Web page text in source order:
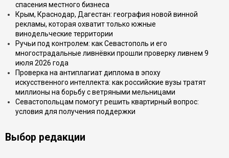
спасения местного бизнеса
Крым, Краснодар, Дагестан: география новой винной
рекламы, которая охватит только южные
винодельческие территории
Ручьи под контролем: как Севастополь и его
многострадальные ливнёвки прошли проверку ливнем 9
июля 2026 года
Проверка на антиплагиат диплома в эпоху
искусственного интеллекта: как российские вузы тратят
миллионы на борьбу с ветряными мельницами
Севастопольцам помогут решить квартирный вопрос:
условия для получения поддержки
Выбор редакции